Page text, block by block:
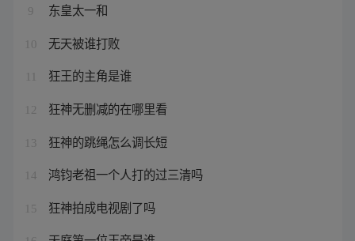
9 东皇太一和
10 无天被谁打败
狂王的主角是谁
12 狂神无删减的在哪里看
13 狂神的跳绳怎么调长短
14 鸿钧老祖一个人打的过三清吗
15 狂神拍成电视剧了吗